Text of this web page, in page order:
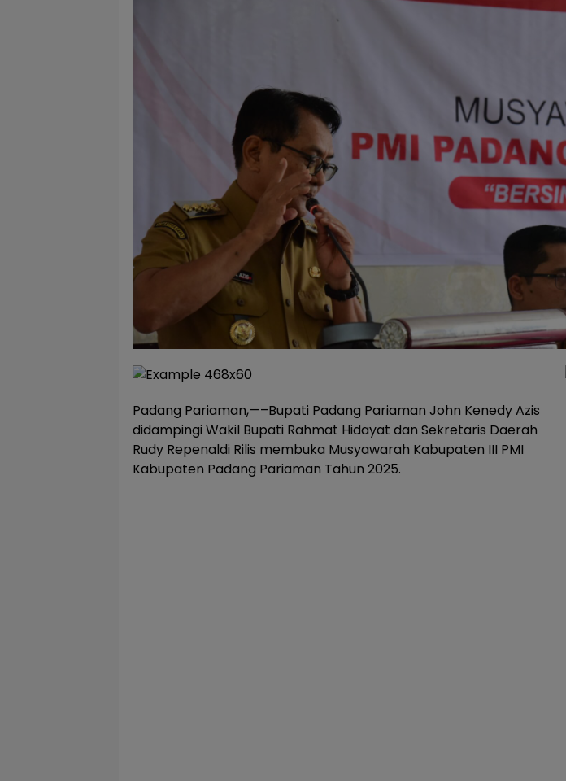
Padang Pariaman,—–Bupati Padang Pariaman John Kenedy Azis
didampingi Wakil Bupati Rahmat Hidayat dan Sekretaris Daerah
Rudy Repenaldi Rilis membuka Musyawarah Kabupaten III PMI
Kabupaten Padang Pariaman Tahun 2025.